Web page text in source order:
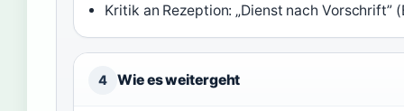
Kritik an Rezeption: „Dienst nach Vorschrift”
4 Wie es weitergeht